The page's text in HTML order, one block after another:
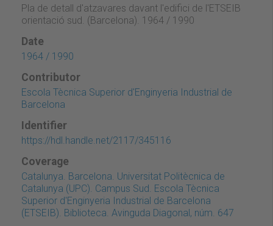
Pla de detall d'atzavares davant l'edifici de l'ETSEIB
orientació sud. (Barcelona). 1964 / 1990
Date
1964 / 1990
Contributor
Escola Tècnica Superior d'Enginyeria Industrial de
Barcelona
Identifier
https://hdl.handle.net/2117/345116
Coverage
Catalunya. Barcelona. Universitat Politècnica de
Catalunya (UPC). Campus Sud. Escola Tècnica
Superior d'Enginyeria Industrial de Barcelona
(ETSEIB). Biblioteca. Avinguda Diagonal, núm. 647